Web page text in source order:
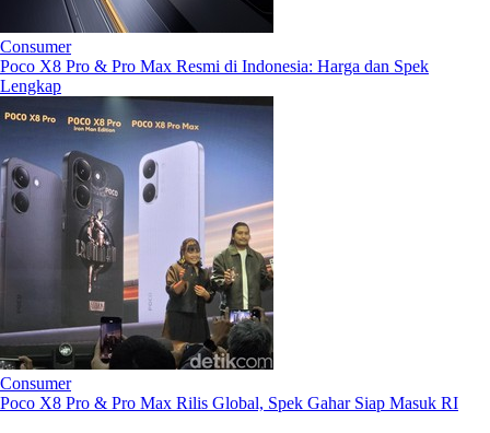
Consumer
Poco X8 Pro & Pro Max Resmi di Indonesia: Harga dan Spek
Lengkap
Consumer
Poco X8 Pro & Pro Max Rilis Global, Spek Gahar Siap Masuk RI